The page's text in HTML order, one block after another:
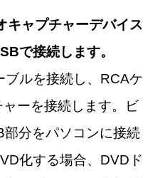
キャプチャーデバイス
で接続します。
ブルを接続し、RCAケ
ーを接続します。ビ
分をパソコンに接続
化する場合、DVDド